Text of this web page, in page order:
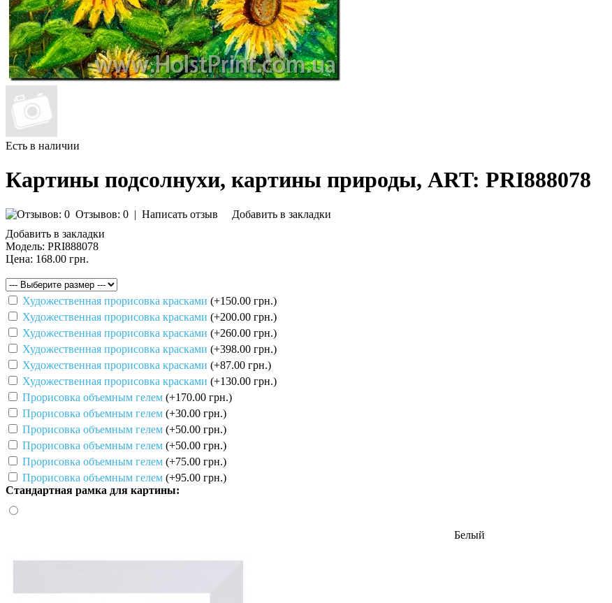
Есть в наличии
Картины подсолнухи, картины природы, ART: PRI888078
Отзывов: 0 | Написать отзыв
Добавить в закладки
Добавить в закладки
Модель: PRI888078
Цена: 168.00 грн.
Художественная прорисовка красками (+150.00 грн.)
Художественная прорисовка красками (+200.00 грн.)
Художественная прорисовка красками (+260.00 грн.)
Художественная прорисовка красками (+398.00 грн.)
Художественная прорисовка красками (+87.00 грн.)
Художественная прорисовка красками (+130.00 грн.)
Прорисовка объемным гелем (+170.00 грн.)
Прорисовка объемным гелем (+30.00 грн.)
Прорисовка объемным гелем (+50.00 грн.)
Прорисовка объемным гелем (+50.00 грн.)
Прорисовка объемным гелем (+75.00 грн.)
Прорисовка объемным гелем (+95.00 грн.)
Стандартная рамка для картины:
Белый